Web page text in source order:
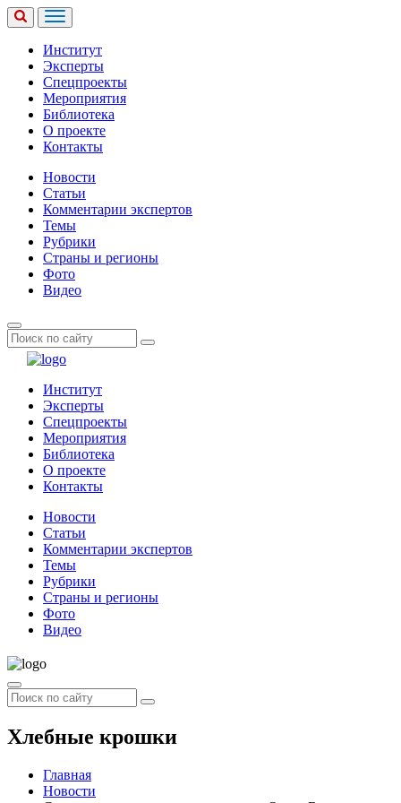
Институт
Эксперты
Спецпроекты
Мероприятия
Библиотека
О проекте
Контакты
Новости
Статьи
Комментарии экспертов
Темы
Рубрики
Страны и регионы
Фото
Видео
Институт
Эксперты
Спецпроекты
Мероприятия
Библиотека
О проекте
Контакты
Новости
Статьи
Комментарии экспертов
Темы
Рубрики
Страны и регионы
Фото
Видео
Хлебные крошки
Главная
Новости